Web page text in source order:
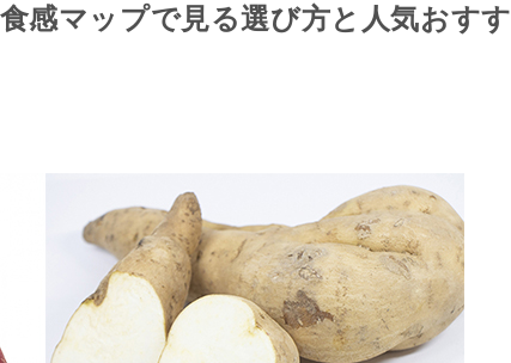
感マップで見る選び方と人気おすす